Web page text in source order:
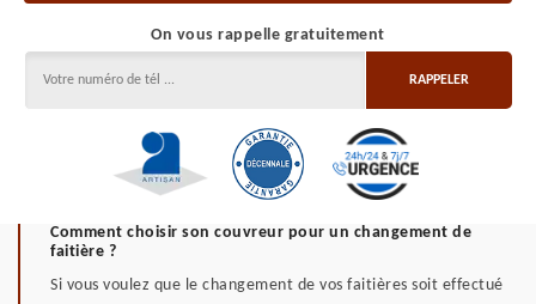
On vous rappelle gratuitement
Comment choisir son couvreur pour un changement de
faitière ?
Si vous voulez que le changement de vos faitières soit effectué